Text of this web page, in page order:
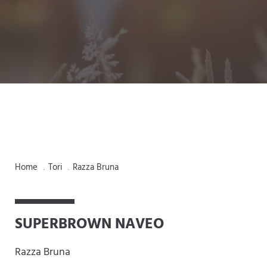
Home . Tori . Razza Bruna
SUPERBROWN NAVEO
Razza Bruna
a